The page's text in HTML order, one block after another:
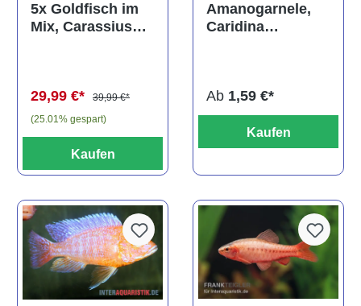
5x Goldfisch im
Mix, Carassius
29,99 €*
39,99 €*
(25.01% gespart)
Kaufen
Amanogarnele,
Caridina
Ab 1,59 €*
Kaufen